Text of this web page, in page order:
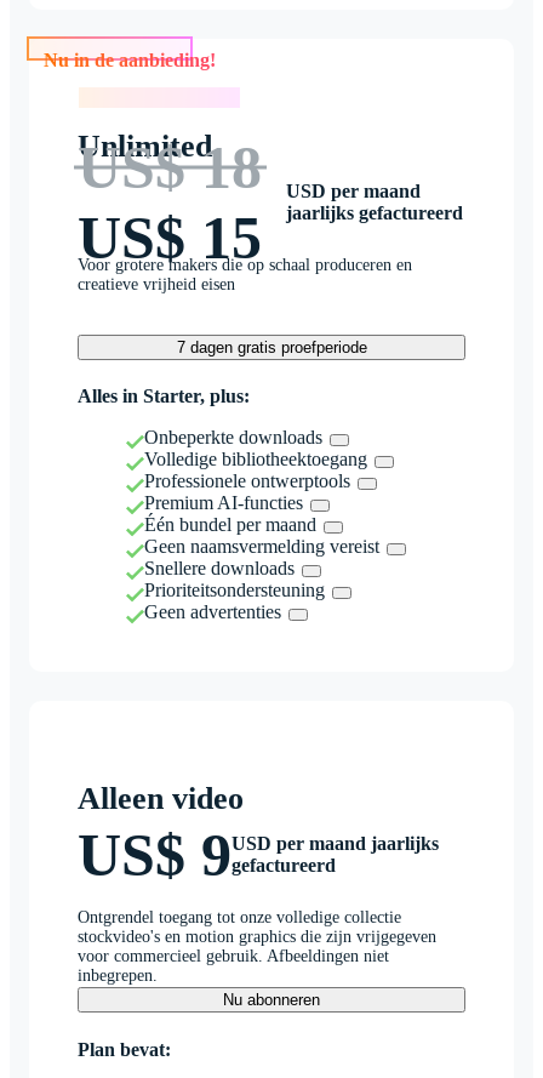
Nu in de aanbieding!
Unlimited
US$ 18
US$ 15
USD per maand
jaarlijks gefactureerd
Voor grotere makers die op schaal produceren en
creatieve vrijheid eisen
7 dagen gratis proefperiode
Alles in Starter, plus:
Onbeperkte downloads
Volledige bibliotheektoegang
Professionele ontwerptools
Premium AI-functies
Één bundel per maand
Geen naamsvermelding vereist
Snellere downloads
Prioriteitsondersteuning
Geen advertenties
Alleen video
US$ 9USD per maand jaarlijks
gefactureerd
Ontgrendel toegang tot onze volledige collectie
stockvideo's en motion graphics die zijn vrijgegeven
voor commercieel gebruik. Afbeeldingen niet
inbegrepen.
Nu abonneren
Plan bevat: